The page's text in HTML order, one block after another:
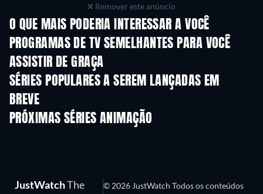
Remover este anúncio
O QUE MAIS PODERIA INTERESSAR A VOCÊ
Série Série
PROGRAMAS DE TV SEMELHANTES PARA VOCÊ
ASSISTIR DE GRAÇA
Série
SÉRIES POPULARES A SEREM LANÇADAS EM
BREVE
PRÓXIMAS SÉRIES ANIMAÇÃO
Temporada 2 Temporada 2
JustWatchThe
© 2026 JustWatch Todos os conteúdos